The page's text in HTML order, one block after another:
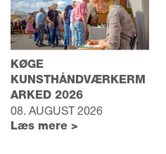
KØGE
KUNSTHÅNDVÆRKERM
ARKED 2026
08. AUGUST 2026
Læs mere >